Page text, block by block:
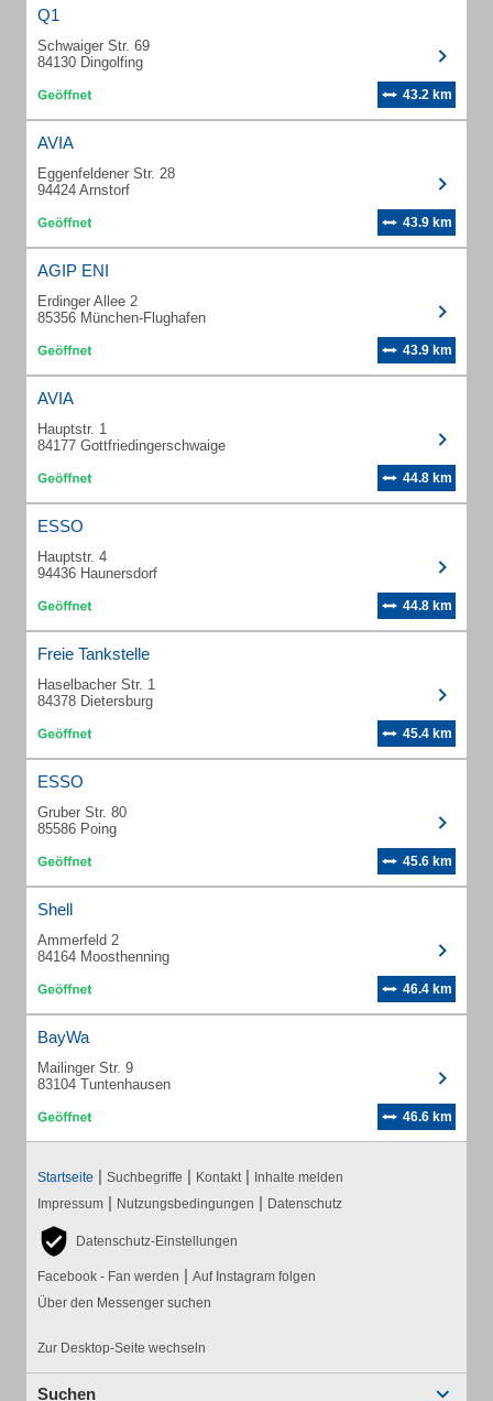
Q1
Schwaiger Str. 69
84130 Dingolfing
43.2 km
AVIA
Eggenfeldener Str. 28
94424 Arnstorf
43.9 km
AGIP ENI
Erdinger Allee 2
85356 München-Flughafen
43.9 km
AVIA
Hauptstr. 1
84177 Gottfriedingerschwaige
44.8 km
ESSO
Hauptstr. 4
94436 Haunersdorf
44.8 km
Freie Tankstelle
Haselbacher Str. 1
84378 Dietersburg
45.4 km
ESSO
Gruber Str. 80
85586 Poing
45.6 km
Shell
Ammerfeld 2
84164 Moosthenning
46.4 km
BayWa
Mailinger Str. 9
83104 Tuntenhausen
46.6 km
Startseite | Suchbegriffe | Kontakt | Inhalte melden
Impressum | Nutzungsbedingungen | Datenschutz
Datenschutz-Einstellungen
Facebook - Fan werden | Auf Instagram folgen
Über den Messenger suchen
Zur Desktop-Seite wechseln
Suchen